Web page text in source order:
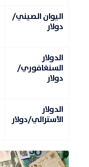
اليوان الصيني/
دولار
الدولار
السنغافوري/
دولار
الدولار
الأسترالي/دولار